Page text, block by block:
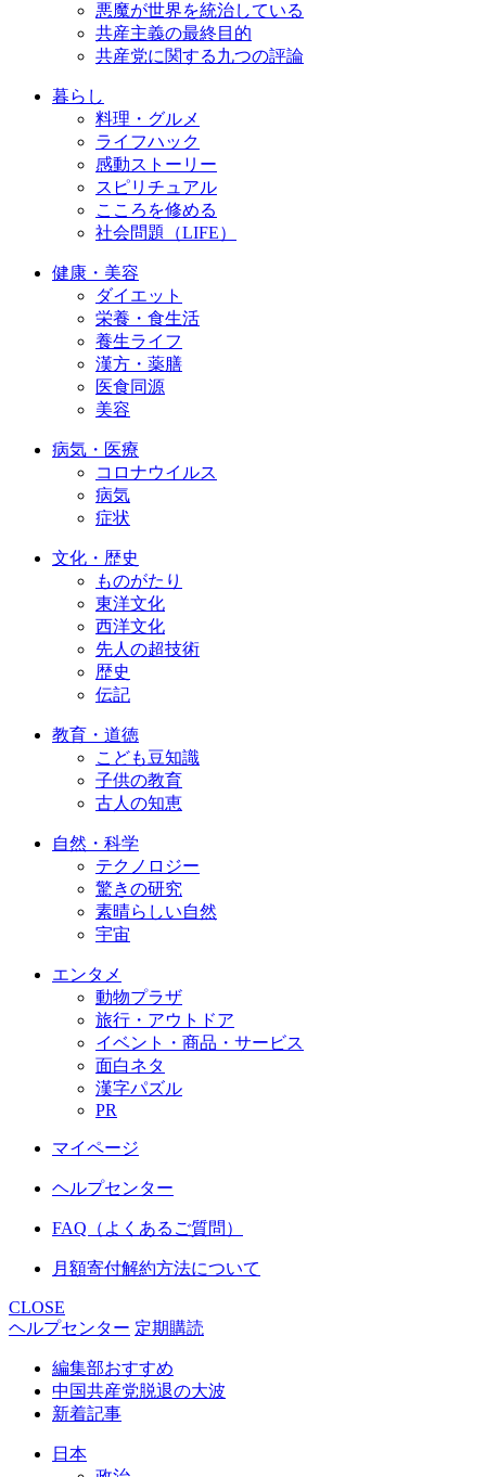
悪魔が世界を統治している
共産主義の最終目的
共産党に関する九つの評論
暮らし
料理・グルメ
ライフハック
感動ストーリー
スピリチュアル
こころを修める
社会問題（LIFE）
健康・美容
ダイエット
栄養・食生活
養生ライフ
漢方・薬膳
医食同源
美容
病気・医療
コロナウイルス
病気
症状
文化・歴史
ものがたり
東洋文化
西洋文化
先人の超技術
歴史
伝記
教育・道徳
こども豆知識
子供の教育
古人の知恵
自然・科学
テクノロジー
驚きの研究
素晴らしい自然
宇宙
エンタメ
動物プラザ
旅行・アウトドア
イベント・商品・サービス
面白ネタ
漢字パズル
PR
マイページ
ヘルプセンター
FAQ（よくあるご質問）
月額寄付解約方法について
CLOSE
ヘルプセンター 定期購読
編集部おすすめ
中国共産党脱退の大波
新着記事
日本